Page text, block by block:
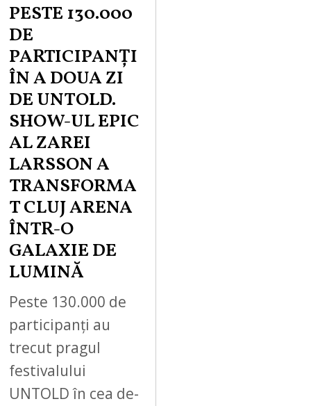
PESTE 130.000
DE
PARTICIPANȚI
ÎN A DOUA ZI
DE UNTOLD.
SHOW-UL EPIC
AL ZAREI
LARSSON A
TRANSFORMA
T CLUJ ARENA
ÎNTR-O
GALAXIE DE
LUMINĂ
Peste 130.000 de
participanți au
trecut pragul
festivalului
UNTOLD în cea de-